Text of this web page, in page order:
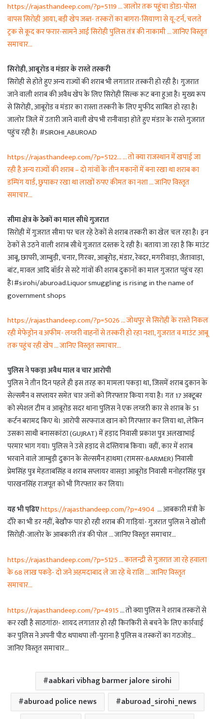
https://rajasthandeep.com/?p=5119 … जालोर तक पहुंचा डोडा-पोस्त
वापस सिरोही आया, बड़ी खेप जब्त- तस्करों का बागरा-सियाणा से यू-टर्न, चलते
ट्रक से कूद कर फरार-सामने आई सिरोही पुलिस तंत्र की नाकामी … जानिए विस्तृत
समाचार…
सिरोही, आबूरोड व मंडार के रास्ते तस्करी
सिरोही से होते हुए अन्य राज्यों की शराब भी लगातार तस्करी हो रही है। गुजरात
जाने वाली शराब की अवैध खेप के लिए सिरोही सिल्क रूट बना हुआ है। मुख्य रूप
से सिरोही, आबूरोड व मंडार का रास्ता तस्करी के लिए मुफीद साबित हो रहा है।
जालोर जिले में उतारी जाने वाली खेप भी रानीवाड़ा होते हुए मंडार के रास्ते गुजरात
पहुंच रही है। #SIROHI_ABUROAD
https://rajasthandeep.com/?p=5122… … तो क्या राजस्थान में खपाई जा
रही है अन्य राज्यों की शराब – दो गांवों के तीन मकानों में बना रखा था शराब का
डम्पिंग यार्ड, छुपाकर रखा था लाखों रुपए कीमत का नशा … जानिए विस्तृत
समाचार…
सीमा क्षेत्र के ठेकों का माल सीधे गुजरात
सिरोही में गुजरात सीमा पर चल रहे ठेकों से शराब तस्करी का खेल चल रहा है। इन
ठेकों से उठने वाली शराब सीधे गुजरात दस्तक दे रही है। बताया जा रहा है कि माउंट
आबू, छापरी, जाम्बुड़ी, चनार, गिरवर, आबूरोड़, मंडार, रेवदर, मगरीवाड़ा, जैतावाड़ा,
बांट, मावल आदि बॉर्डर से सटे गांवों की शराब दुकानों का माल गुजरात पहुंच रहा
है।#sirohi/aburoad.Liquor smuggling is rising in the name of
government shops
https://rajasthandeep.com/?p=5026 … जोधपुर से सिरोही के रास्ते निकल
रही मेफेड्रोन व अफीम- लग्जरी वाहनों से तस्करी हो रहा नशा, गुजरात व माउंट आबू
तक पहुंच रही खेप … जानिए विस्तृत समाचार…
पुलिस ने पकड़ा अवैध माल व चार आरोपी
पुलिस ने तीन दिन पहले ही इस तरह का मामला पकड़ा था, जिसमें शराब दुकान के
सेल्समैन व सप्लायर समेत चार जनों को गिरफ्तार किया गया है। गत 17 अक्टूबर
को स्पेशल टीम व आबूरोड सदर थाना पुलिस ने एक लग्जरी कार से शराब के 51
कर्टन बरामद किए थे। आरोपी सरफराज खान को गिरफ्तार कर लिया था, लेकिन
उसका साथी बनासकांठा (GUJRAT) में हड़ाद निवासी प्रकाश पुत्र अलखाभाई
परमार भाग गया। पुलिस ने उसे हड़ाद से दस्तियाब किया। वहीं, कार में शराब
भरवाने वाले जाम्बुड़ी दुकान के सेल्समैन हाथमा (रामसर-BARMER) निवासी
प्रेमसिंह पुत्र मेहताबसिंह व शराब सप्लायर वासड़ा आबूरोड निवासी मनोहरसिंह पुत्र
पारखनसिंह राजपूत को भी गिरफ्तार कर लिया।
यह भी पढि़एhttps://rajasthandeep.com/?p=4904 … आबकारी मंत्री के
दौरे का भी डर नहीं, बेखौफ पार हो रही शराब की गाड़ियां- गुजरात पुलिस ने खोली
सिरोही-जालोर के आबकारी तंत्र की पोल … जानिए विस्तृत समाचार…
https://rajasthandeep.com/?p=5125 … कालन्द्री से गुजरात जा रहे हवाला
के 68 लाख पकड़े- दो जने अहमदाबाद ले जा रहे थे राशि … जानिए विस्तृत
समाचार…
https://rajasthandeep.com/?p=4915… तो क्या पुलिस ने शराब तस्करों से
कर रखी है साठगांठ!- शायद लगातार हो रही किरकिरी से बचने के लिए कार्रवाई
कर पुलिस ने अपनी पीठ थपाथपा ली-पुराना है पुलिस व तस्करों का गठजोड़…
जानिए विस्तृत समाचार…
aabkari vibhag barmer jalore sirohi
aburoad police news
aburoad_sirohi_news